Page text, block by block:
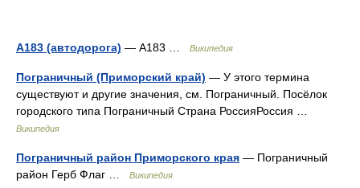
А183 (автодорога) — А183 … Википедия
Пограничный (Приморский край) — У этого термина
существуют и другие значения, см. Пограничный. Посёлок
городского типа Пограничный Страна РоссияРоссия …
Википедия
Пограничный район Приморского края — Пограничный
район Герб Флаг …
Википедия